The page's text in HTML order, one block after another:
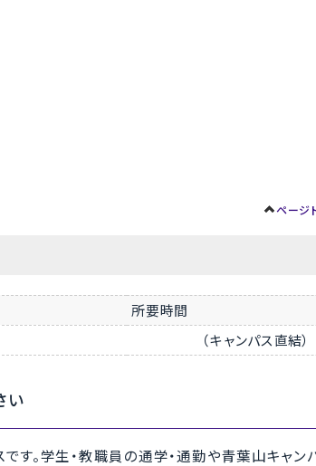
ページ
所要時間
（キャンパス直結）
い
す。学生・教職員の通学・通勤や青葉山キャン